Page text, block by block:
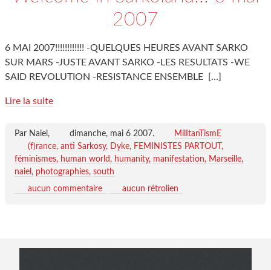
2007
6 MAI 2007!!!!!!!!!!!! -QUELQUES HEURES AVANT SARKO
SUR MARS -JUSTE AVANT SARKO -LES RESULTATS -WE
SAID REVOLUTION -RESISTANCE ENSEMBLE
[…]
Lire la suite
Par Naiel, dimanche, mai 6 2007.
MilItanTismE
(f)rance anti Sarkosy Dyke
FEMINISTES PARTOUT
féminismes
human world humanity manifestation
Marseille
naiel
photographies south
aucun commentaire
aucun rétrolien